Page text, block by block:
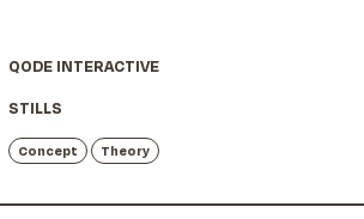
QODE INTERACTIVE
STILLS
Concept Theory